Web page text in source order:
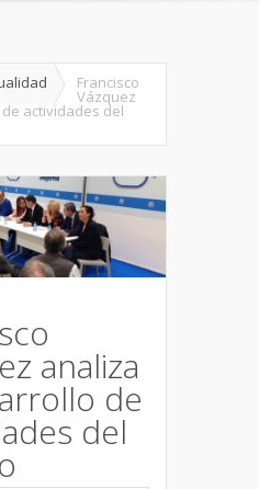
Francisco
Vázquez
actividades del
analiza
de
del